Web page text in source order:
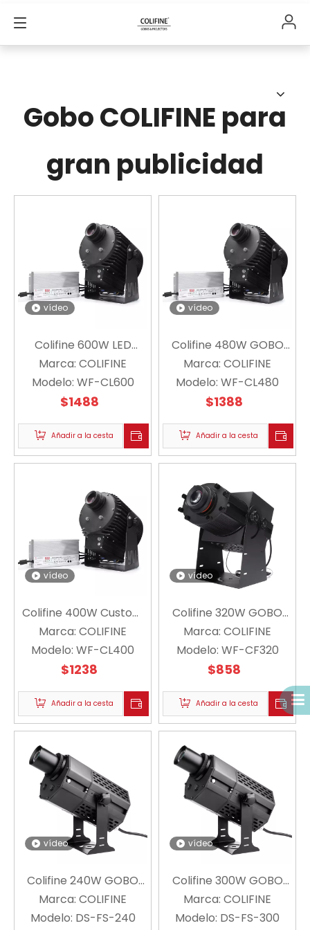
Gobo COLIFINE para
gran publicidad
vídeo
Colifine 600W LED
Custom GOBO GOBO
High Power Watts
Logotipo Iluminación
para la industria de la
industria Publicidad al
aire libre a gran escala
Marca: COLIFINE
Modelo: WF-CL600
$1488
Añadir a la cesta
vídeo
Colifine 480W GOBO
Proyector Gran
potencia grande HD
LOGO LOGO LIGHT
PARA LA INDUSTRE
Marca: COLIFINE
Modelo: WF-CL480
$1388
Añadir a la cesta
vídeo
Colifine 400W Custom
GoBo Projector
Projector para la
industria de la industria
a gran escala para
publicidad al aire libre
WF-C-CL400
Marca: COLIFINE
Modelo: WF-CL400
$1238
Añadir a la cesta
vídeo
Colifine 320W GOBO
Proyector WF-CF320
(Proyector de logotipo
para la
industria/señalización/
al aire libre a gran
escala)
Marca: COLIFINE
Modelo: WF-CF320
$858
Añadir a la cesta
vídeo
Colifine 240W GOBO
LIGHT LOGO DE LOGO
PARA PUBLICIDAD
Marca: COLIFINE
Modelo: DS-FS-240
vídeo
Colifine 300W GOBO
Proyector Logotipo
personalizado Big
Marca: COLIFINE
Modelo: DS-FS-300